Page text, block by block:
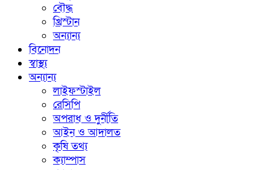
বৌদ্ধ
খ্রিস্টান
অন্যান্য
বিনোদন
স্বাস্থ্য
অন্যান্য
লাইফস্টাইল
রেসিপি
অপরাধ ও দুর্নীতি
আইন ও আদালত
কৃষি তথ্য
ক্যাম্পাস